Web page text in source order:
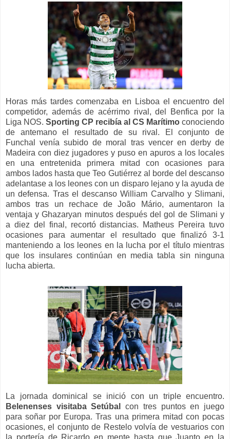
Horas más tardes comenzaba en Lisboa el encuentro del
competidor, además de acérrimo rival, del Benfica por la
Liga NOS. Sporting CP recibía al CS Marítimo conociendo
de antemano el resultado de su rival. El conjunto de
Funchal venía subido de moral tras vencer en derby de
Madeira con diez jugadores y puso en apuros a los locales
en una entretenida primera mitad con ocasiones para
ambos lados hasta que Teo Gutiérrez al borde del descanso
adelantase a los leones con un disparo lejano y la ayuda de
un defensa. Tras el descanso William Carvalho y Slimani,
ambos tras un rechace de João Mário, aumentaron la
ventaja y Ghazaryan minutos después del gol de Slimani y
a diez del final, recortó distancias. Matheus Pereira tuvo
ocasiones para aumentar el resultado que finalizó 3-1
manteniendo a los leones en la lucha por el título mientras
que los insulares continúan en media tabla sin ninguna
lucha abierta.
La jornada dominical se inició con un triple encuentro.
Belenenses visitaba Setúbal
con tres puntos en juego
para soñar por Europa. Tras una primera mitad con pocas
ocasiones, el conjunto de Restelo volvía de vestuarios con